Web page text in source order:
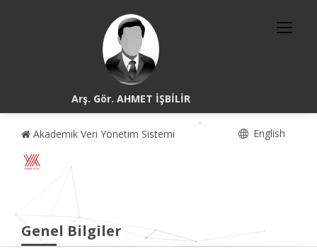
Arş. Gör. AHMET İŞBİLİR
Akademik Veri Yönetim Sistemi English
Genel Bilgiler